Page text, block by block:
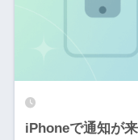
iPhoneで通知が